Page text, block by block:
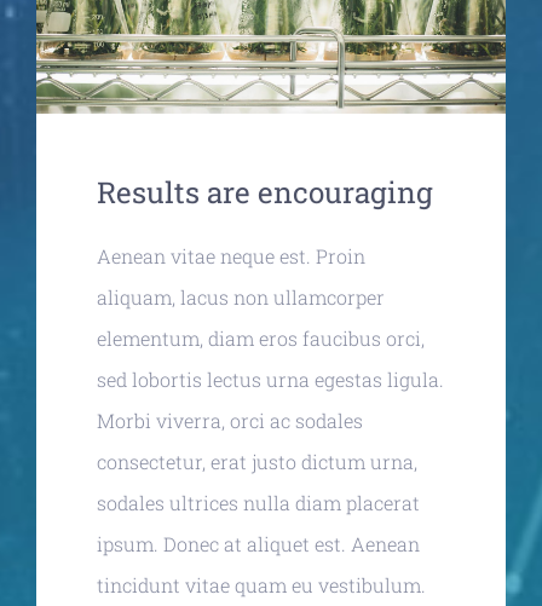
Partnership
Contact-us
Results are encouraging
Aenean vitae neque est. Proin
aliquam, lacus non ullamcorper
elementum, diam eros faucibus orci,
sed lobortis lectus urna egestas ligula.
Morbi viverra, orci ac sodales
consectetur, erat justo dictum urna,
sodales ultrices nulla diam placerat
ipsum. Donec at aliquet est. Aenean
tincidunt vitae quam eu vestibulum.